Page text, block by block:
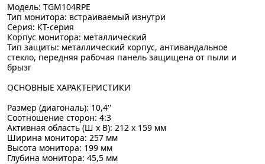
Модель: TGM104RPE
Тип монитора: встраиваемый изнутри
Серия: KT-серия
Корпус монитора: металлический
Тип защиты: металлический корпус, антивандальное
стекло, передняя рабочая панель защищена от пыли и
брызг
ОСНОВНЫЕ ХАРАКТЕРИСТИКИ
Размер (диагональ): 10,4''
Соотношение сторон: 4:3
Активная область (Ш х В): 212 х 159 мм
Ширина монитора: 257 мм
Высота монитора: 199 мм
Глубина монитора: 45,5 мм